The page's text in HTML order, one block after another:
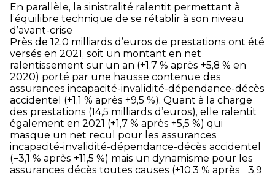
En parallèle, la sinistralité ralentit permettant à
l’équilibre technique de se rétablir à son niveau
d’avant-crise
Près de 12,0 milliards d’euros de prestations ont été
versés en 2021, soit un montant en net
ralentissement sur un an (+1,7 % après +5,8 % en
2020) porté par une hausse contenue des
assurances incapacité-invalidité-dépendance-décès
accidentel (+1,1 % après +9,5 %). Quant à la charge
des prestations (14,5 milliards d’euros), elle ralentit
également en 2021 (+1,7 % après +5,5 %) qui
masque un net recul pour les assurances
incapacité-invalidité-dépendance-décès accidentel
(−3,1 % après +11,5 %) mais un dynamisme pour les
assurances décès toutes causes (+10,3 % après −3,9